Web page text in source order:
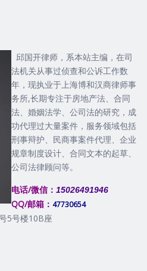
邱国开律师，系本站主编，在司
法机关从事过侦查和公诉工作数
年，现执业于上海博和汉商律师事
务所,长期专注于房地产法、合同
法、婚姻法学、公司法的研究，成
功代理过大量案件，服务领域包括
刑事辩护、民商事案件代理、企业
规章制度设计、合同文本的起草、
公司法律顾问等。
电话/微信： 15026491946
QQ/邮箱： 47730654
5号楼10B座